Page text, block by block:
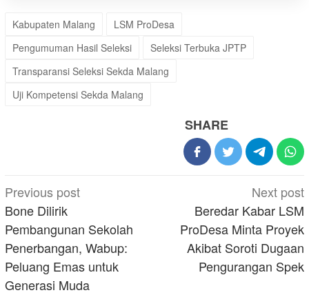
Kabupaten Malang
LSM ProDesa
Pengumuman Hasil Seleksi
Seleksi Terbuka JPTP
Transparansi Seleksi Sekda Malang
Uji Kompetensi Sekda Malang
SHARE
Post
navigation
Previous post
Bone Dilirik
Pembangunan Sekolah
Penerbangan, Wabup:
Peluang Emas untuk
Generasi Muda
Next post
Beredar Kabar LSM
ProDesa Minta Proyek
Akibat Soroti Dugaan
Pengurangan Spek